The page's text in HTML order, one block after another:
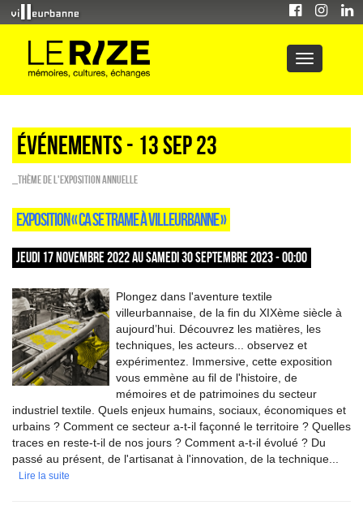
Événements - 13 Sep 23
_Thème de l'exposition annuelle
EXPOSITION « CA SE TRAME À VILLEURBANNE »
JEUDI 17 NOVEMBRE 2022 AU SAMEDI 30 SEPTEMBRE 2023 - 00:00
Plongez dans l'aventure textile
villeurbannaise, de la fin du XIXème siècle à
aujourd’hui. Découvrez les matières, les
techniques, les acteurs... observez et
expérimentez. Immersive, cette exposition
vous emmène au fil de l'histoire, de
mémoires et de patrimoines du secteur
industriel textile. Quels enjeux humains, sociaux, économiques et
urbains ? Comment ce secteur a-t-il façonné le territoire ? Quelles
traces en reste-t-il de nos jours ? Comment a-t-il évolué ? Du
passé au présent, de l'artisanat à l'innovation, de la technique...
Lire la suite